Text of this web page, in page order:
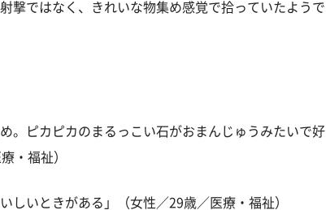
撃ではなく、きれいな物集め感覚で拾っていたようで
。ピカピカのまるっこい石がおまんじゅうみたいで好
・福祉）
しいときがある」（女性／29歳／医療・福祉）